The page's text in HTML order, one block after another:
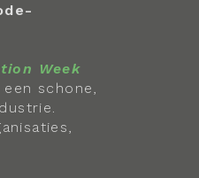
Week
schone,